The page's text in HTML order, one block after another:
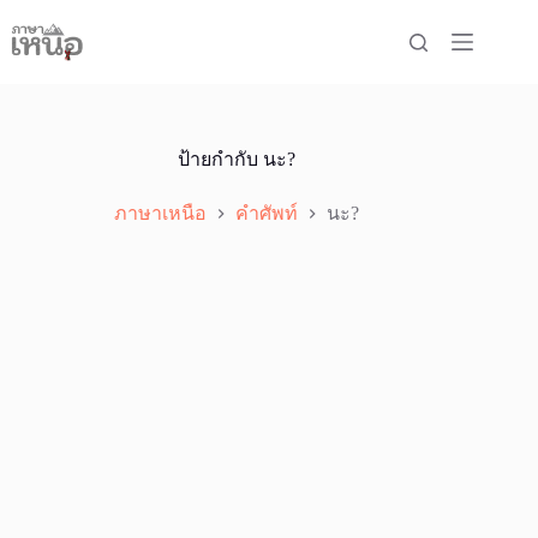
to
content
ป้ายกำกับ นะ?
ภาษาเหนือ คำศัพท์ นะ?